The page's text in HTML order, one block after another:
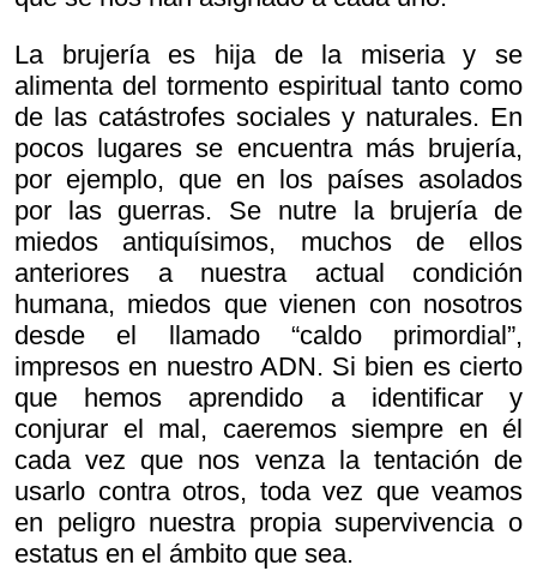
La brujería es hija de la miseria y se
alimenta del tormento espiritual tanto como
de las catástrofes sociales y naturales. En
pocos lugares se encuentra más brujería,
por ejemplo, que en los países asolados
por las guerras. Se nutre la brujería de
miedos antiquísimos, muchos de ellos
anteriores a nuestra actual condición
humana, miedos que vienen con nosotros
desde el llamado “caldo primordial”,
impresos en nuestro ADN. Si bien es cierto
que hemos aprendido a identificar y
conjurar el mal, caeremos siempre en él
cada vez que nos venza la tentación de
usarlo contra otros, toda vez que veamos
en peligro nuestra propia supervivencia o
estatus en el ámbito que sea.